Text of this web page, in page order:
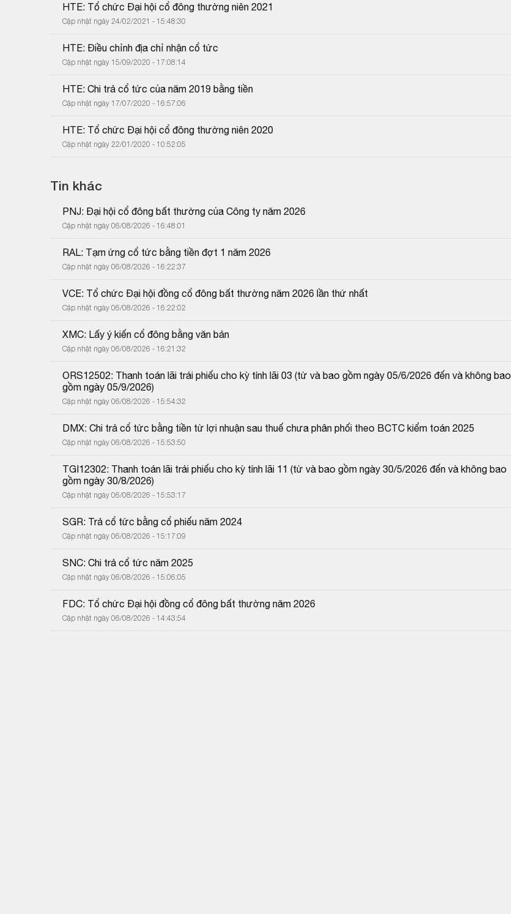
HTE: Tổ chức Đại hội cổ đông thường niên 2021
Cập nhật ngày 24/02/2021 - 15:48:30
HTE: Điều chỉnh địa chỉ nhận cổ tức
Cập nhật ngày 15/09/2020 - 17:08:14
HTE: Chi trả cổ tức của năm 2019 bằng tiền
Cập nhật ngày 17/07/2020 - 16:57:06
HTE: Tổ chức Đại hội cổ đông thường niên 2020
Cập nhật ngày 22/01/2020 - 10:52:05
Tin khác
PNJ: Đại hội cổ đông bất thường của Công ty năm 2026
Cập nhật ngày 06/08/2026 - 16:48:01
RAL: Tạm ứng cổ tức bằng tiền đợt 1 năm 2026
Cập nhật ngày 06/08/2026 - 16:22:37
VCE: Tổ chức Đại hội đồng cổ đông bất thường năm 2026 lần thứ nhất
Cập nhật ngày 06/08/2026 - 16:22:02
XMC: Lấy ý kiến cổ đông bằng văn bản
Cập nhật ngày 06/08/2026 - 16:21:32
ORS12502: Thanh toán lãi trái phiếu cho kỳ tính lãi 03 (từ và bao gồm ngày 05/6/2026 đến và không bao
gồm ngày 05/9/2026)
Cập nhật ngày 06/08/2026 - 15:54:32
DMX: Chi trả cổ tức bằng tiền từ lợi nhuận sau thuế chưa phân phối theo BCTC kiểm toán 2025
Cập nhật ngày 06/08/2026 - 15:53:50
TGI12302: Thanh toán lãi trái phiếu cho kỳ tính lãi 11 (từ và bao gồm ngày 30/5/2026 đến và không bao
gồm ngày 30/8/2026)
Cập nhật ngày 06/08/2026 - 15:53:17
SGR: Trả cổ tức bằng cổ phiếu năm 2024
Cập nhật ngày 06/08/2026 - 15:17:09
SNC: Chi trả cổ tức năm 2025
Cập nhật ngày 06/08/2026 - 15:06:05
FDC: Tổ chức Đại hội đồng cổ đông bất thường năm 2026
Cập nhật ngày 06/08/2026 - 14:43:54